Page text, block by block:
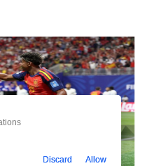
Discard Allow